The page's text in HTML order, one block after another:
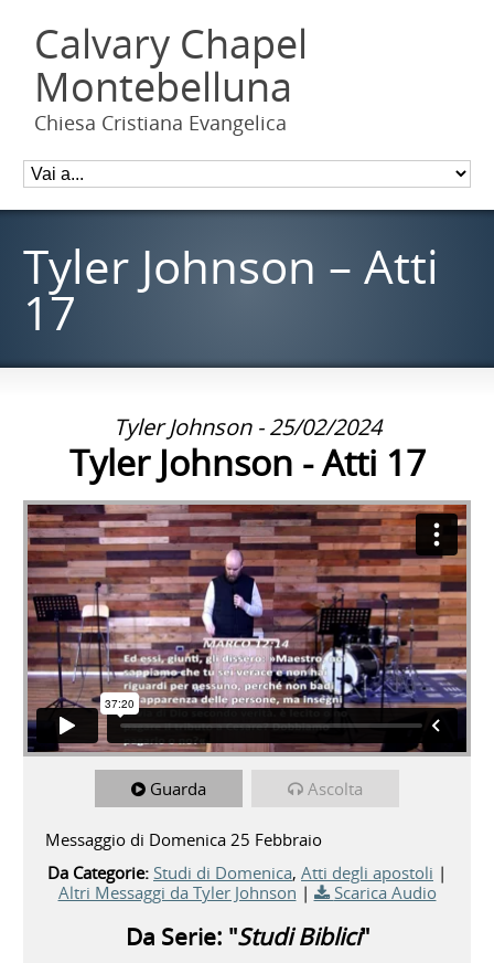
Calvary Chapel
Montebelluna
Chiesa Cristiana Evangelica
Tyler Johnson – Atti
17
Tyler Johnson - 25/02/2024
Tyler Johnson - Atti 17
Tyler Johnson - Atti 17fromCALVARY CHAPEL
MONTEBELLUNAonVimeo.
Guarda Ascolta
Messaggio di Domenica 25 Febbraio
Da Categorie: Studi di Domenica, Atti degli apostoli |
Altri Messaggi da Tyler Johnson | Scarica Audio
Da Serie: "Studi Biblici"